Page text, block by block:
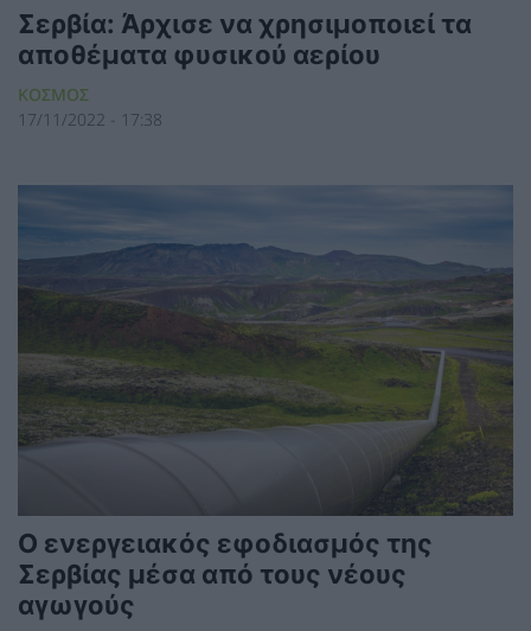
Σερβία: Άρχισε να χρησιμοποιεί τα
αποθέματα φυσικού αερίου
ΚΟΣΜΟΣ
17/11/2022 - 17:38
Ο ενεργειακός εφοδιασμός της
Σερβίας μέσα από τους νέους
αγωγούς